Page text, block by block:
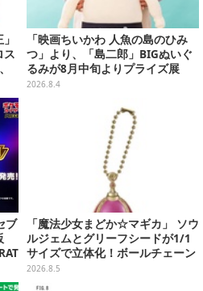
ス
「映画ちいかわ 人魚の島のひみ
つ」より、「島二郎」BIGぬいぐ
るみが8月中旬よりプライズ展
開！“味自慢”のエプロンはポケッ
2026.8.4
ブ
「魔法少女まどか☆マギカ」 ソウ
ルジェムとグリーフシードが1/1
サイズで立体化！ボールチェーン
を外せばフィギュアとして飾れる
ガシャポン全6種
2026.8.5